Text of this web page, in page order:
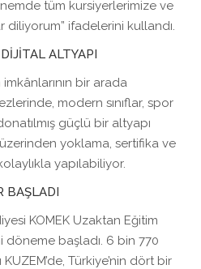
tüm kursiyerlerimize ve
diliyorum” ifadelerini kullandı.
ALTYAPI
bir arada
modern sınıflar, spor
güçlü bir altyapı
yoklama, sertifika ve
yapılabiliyor.
BAŞLADI
KOMEK Uzaktan Eğitim
döneme başladı. 6 bin 770
KUZEM’de, Türkiye’nin dört bir